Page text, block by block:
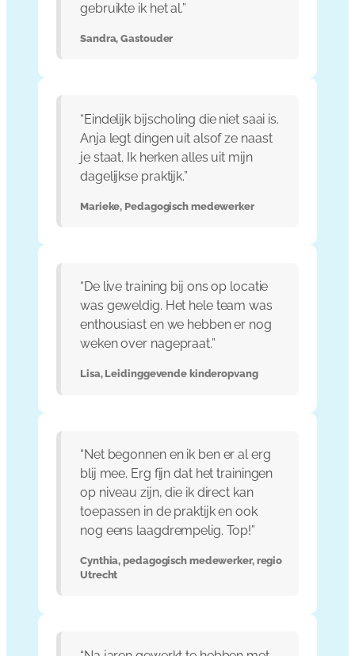
gebruikte ik het al.”
Sandra, Gastouder
“Eindelijk bijscholing die niet saai is.
Anja legt dingen uit alsof ze naast
je staat. Ik herken alles uit mijn
dagelijkse praktijk.”
Marieke, Pedagogisch medewerker
“De live training bij ons op locatie
was geweldig. Het hele team was
enthousiast en we hebben er nog
weken over nagepraat.”
Lisa, Leidinggevende kinderopvang
“Net begonnen en ik ben er al erg
blij mee. Erg fijn dat het trainingen
op niveau zijn, die ik direct kan
toepassen in de praktijk en ook
nog eens laagdrempelig. Top!”
Cynthia, pedagogisch medewerker, regio
Utrecht